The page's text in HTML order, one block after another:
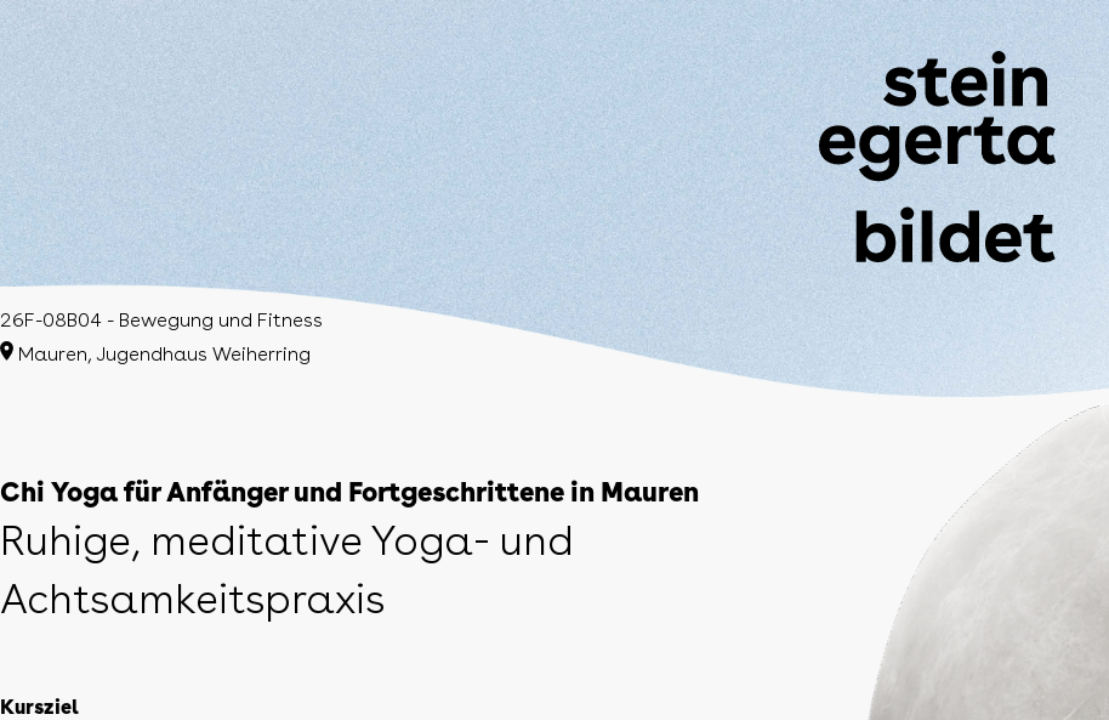
26F-08B04 - Bewegung und Fitness
Mauren, Jugendhaus Weiherring
Chi Yoga für Anfänger und Fortgeschrittene in Mauren
Ruhige, meditative Yoga- und
Achtsamkeitspraxis
Kursziel